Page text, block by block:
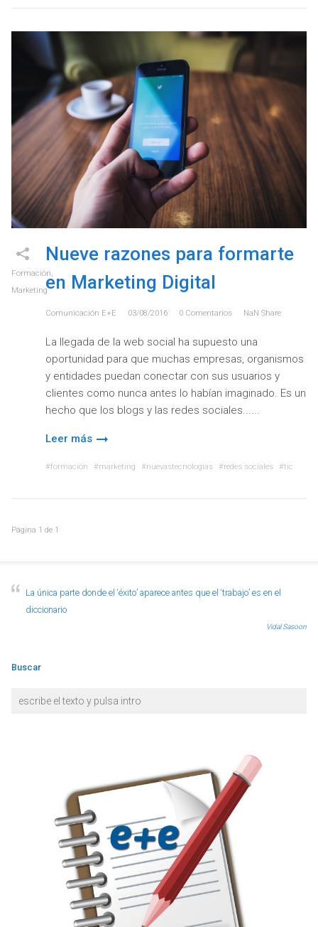
Formación,
Marketing
Nueve razones para formarte
en Marketing Digital
Comunicación E+e 03/08/2016 0 Comentarios NaN Share
La llegada de la web social ha supuesto una
oportunidad para que muchas empresas, organismos
y entidades puedan conectar con sus usuarios y
clientes como nunca antes lo habían imaginado. Es un
hecho que los blogs y las redes sociales...
Leer más
formación marketing nuevastecnologias redes sociales tic
Página 1 de 1
La única parte donde el ‘éxito’ aparece antes que el ‘trabajo’ es en el
diccionario
Vidal Sasoon
Buscar